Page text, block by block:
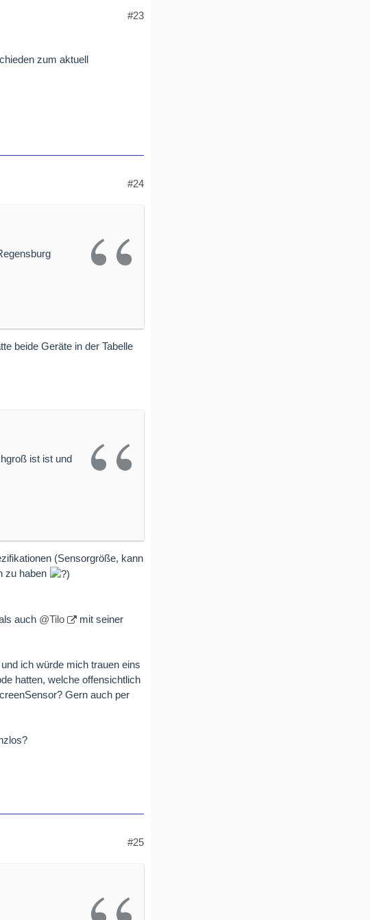
#23
zum aktuell
#24
beide Geräte in der Tabelle
ist ist und
(Sensorgröße, kann
zu haben
auch @Tilo
mit seiner
ich würde mich trauen eins
hatten, welche offensichtlich
Gern auch per
#25